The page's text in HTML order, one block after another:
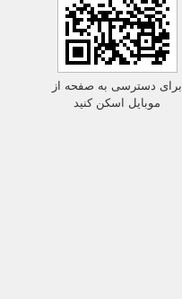
برای دسترسی به صفحه از
موبایل اسکن کنید